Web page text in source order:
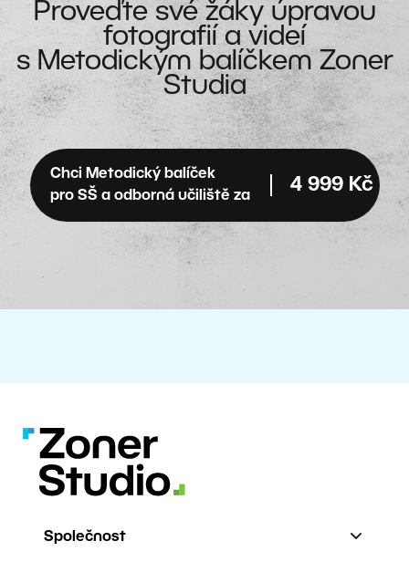
Proveďte své žáky úpravou
fotografií a videí
s Metodickým balíčkem Zoner
Studia
Chci Metodický balíček
pro SŠ a odborná učiliště za
4 999 Kč
Společnost